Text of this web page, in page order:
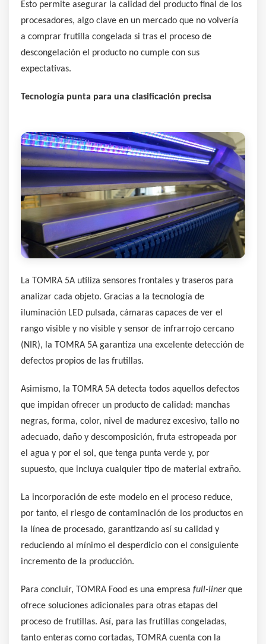
Esto permite asegurar la calidad del producto final de los
procesadores, algo clave en un mercado que no volvería
a comprar frutilla congelada si tras el proceso de
descongelación el producto no cumple con sus
expectativas.
Tecnología punta para una clasificación precisa
La TOMRA 5A utiliza sensores frontales y traseros para
analizar cada objeto. Gracias a la tecnología de
iluminación LED pulsada, cámaras capaces de ver el
rango visible y no visible y sensor de infrarrojo cercano
(NIR), la TOMRA 5A garantiza una excelente detección de
defectos propios de las frutillas.
Asimismo, la TOMRA 5A detecta todos aquellos defectos
que impidan ofrecer un producto de calidad: manchas
negras, forma, color, nivel de madurez excesivo, tallo no
adecuado, daño y descomposición, fruta estropeada por
el agua y por el sol, que tenga punta verde y, por
supuesto, que incluya cualquier tipo de material extraño.
La incorporación de este modelo en el proceso reduce,
por tanto, el riesgo de contaminación de los productos en
la línea de procesado, garantizando así su calidad y
reduciendo al mínimo el desperdicio con el consiguiente
incremento de la producción.
Para concluir, TOMRA Food es una empresa full-linerque
ofrece soluciones adicionales para otras etapas del
proceso de frutillas. Así, para las frutillas congeladas,
tanto enteras como cortadas, TOMRA cuenta con la